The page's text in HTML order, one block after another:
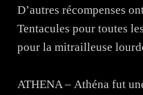
D’autres récompenses
Tentacules pour toutes
pour la mitrailleuse
ATHENA – Athéna fut